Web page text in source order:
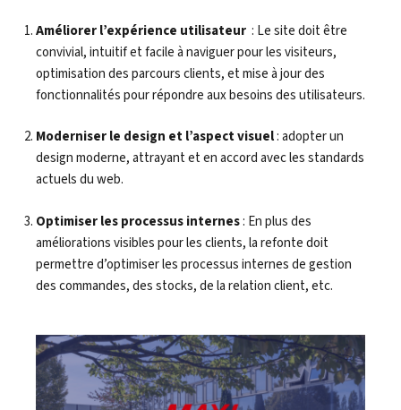
Améliorer l’expérience utilisateur : Le site doit être
convivial, intuitif et facile à naviguer pour les visiteurs,
optimisation des parcours clients, et mise à jour des
fonctionnalités pour répondre aux besoins des utilisateurs.
Moderniser le design et l’aspect visuel: adopter un
design moderne, attrayant et en accord avec les standards
actuels du web.
Optimiser les processus internes: En plus des
améliorations visibles pour les clients, la refonte doit
permettre d’optimiser les processus internes de gestion
des commandes, des stocks, de la relation client, etc.